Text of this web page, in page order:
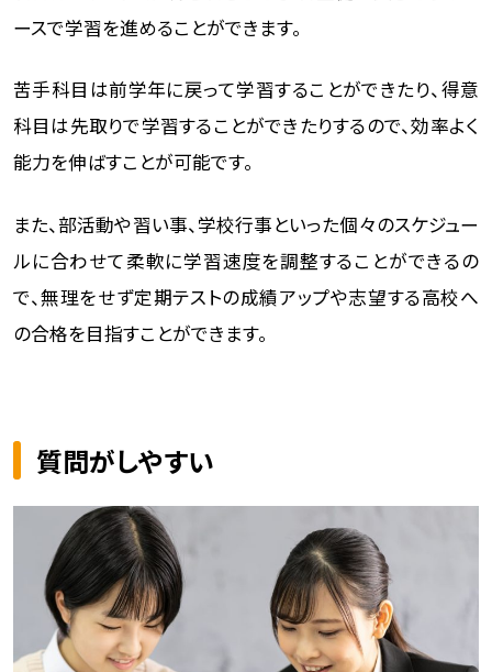
ースで学習を進めることができます。
苦手科目は前学年に戻って学習することができたり、得意
科目は先取りで学習することができたりするので、効率よく
能力を伸ばすことが可能です。
また、部活動や習い事、学校行事といった個々のスケジュー
ルに合わせて柔軟に学習速度を調整することができるの
で、無理をせず定期テストの成績アップや志望する高校へ
の合格を目指すことができます。
質問がしやすい